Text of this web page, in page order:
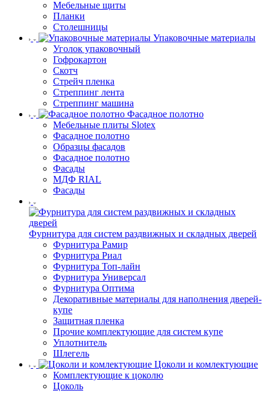
Мебельные щиты
Планки
Столешницы
Упаковочные материалы
Уголок упаковочный
Гофрокартон
Скотч
Стрейч пленка
Стреппинг лента
Стреппинг машина
Фасадное полотно
Мебельные плиты Slotex
Фасадное полотно
Образцы фасадов
Фасадное полотно
Фасады
МДФ RIAL
Фасады
Фурнитура для систем раздвижных и складных дверей
Фурнитура Рамир
Фурнитура Риал
Фурнитура Топ-лайн
Фурнитура Универсал
Фурнитура Оптима
Декоративные материалы для наполнения дверей-
купе
Защитная пленка
Прочие комплектующие для систем купе
Уплотнитель
Шлегель
Цоколи и комлектующие
Комплектующие к цоколю
Цоколь